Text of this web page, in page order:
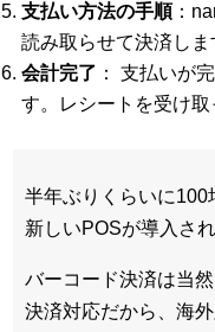
支払い方法の手順：
読み取らせて決済しま
会計完了 ： 支払いが
す。レシートを受け取
半年ぶりくらいに100
新しいPOSが導入さ
バーコード決済は当
決済対応だから、海